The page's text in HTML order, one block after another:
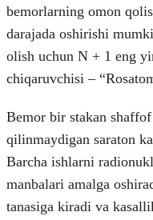
bemorlarning omon
darajada oshirishi
olish uchun N + 1 eng
chiqaruvchisi –
Bemor bir stakan
qilinmaydigan saraton
Barcha ishlarni
manbalari amalga
tanasiga kiradi va